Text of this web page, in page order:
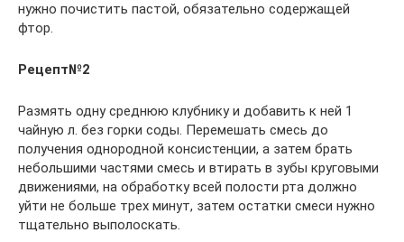
нужно почистить пастой, обязательно содержащей
фтор.
Рецепт№2
Размять одну среднюю клубнику и добавить к ней 1
чайную л. без горки соды. Перемешать смесь до
получения однородной консистенции, а затем брать
небольшими частями смесь и втирать в зубы круговыми
движениями, на обработку всей полости рта должно
уйти не больше трех минут, затем остатки смеси нужно
тщательно выполоскать.